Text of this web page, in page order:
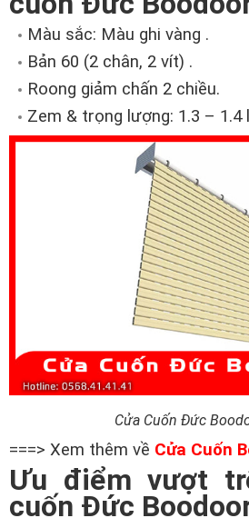
Màu sắc: Màu ghi vàng .
Bản 60 (2 chân, 2 vít) .
Roong giảm chấn 2 chiều.
Zem & trọng lượng: 1.3 – 1.4
Cửa Cuốn Đức
===> Xem thêm về Cửa Cuốn
Ưu điểm vượt
cuốn Đức